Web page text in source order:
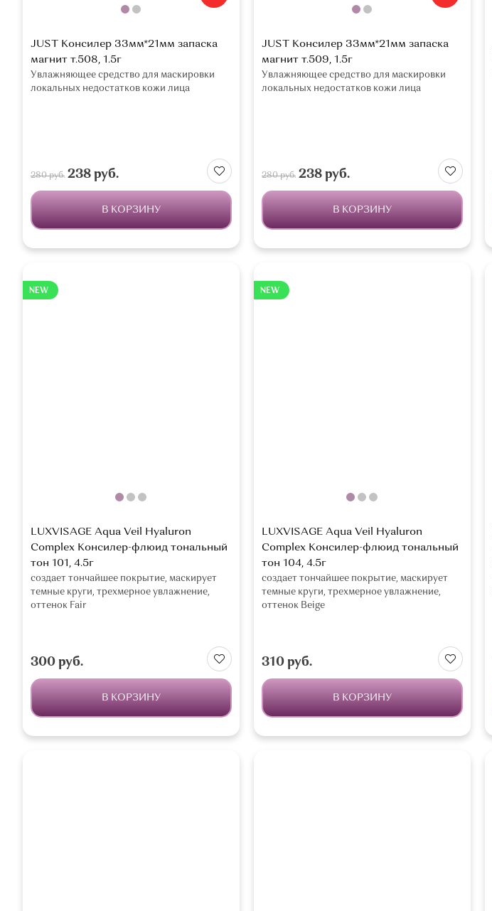
JUST Консилер 33мм*21мм запаска
магнит т.508, 1.5г
Увлажняющее средство для маскировки
локальных недостатков кожи лица
280 руб.238 руб.
В КОРЗИНУ
JUST Консилер 33мм*21мм запаска
магнит т.509, 1.5г
Увлажняющее средство для маскировки
локальных недостатков кожи лица
280 руб.238 руб.
В КОРЗИНУ
NEW
LUXVISAGE Aqua Veil Hyaluron
Complex Консилер-флюид тональный
тон 101, 4.5г
создает тончайшее покрытие, маскирует
темные круги, трехмерное увлажнение,
оттенок Fair
300 руб.
В КОРЗИНУ
NEW
LUXVISAGE Aqua Veil Hyaluron
Complex Консилер-флюид тональный
тон 104, 4.5г
создает тончайшее покрытие, маскирует
темные круги, трехмерное увлажнение,
оттенок Beige
310 руб.
В КОРЗИНУ